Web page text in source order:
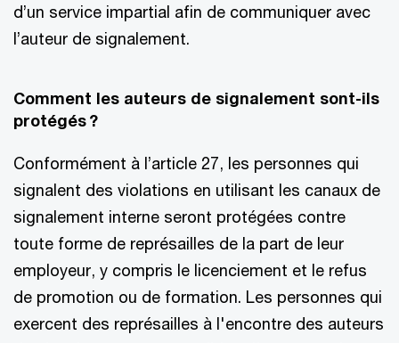
d’un service impartial afin de communiquer avec
l’auteur de signalement.
Comment les auteurs de signalement sont-ils
protégés ?
Conformément à l’article 27, les personnes qui
signalent des violations en utilisant les canaux de
signalement interne seront protégées contre
toute forme de représailles de la part de leur
employeur, y compris le licenciement et le refus
de promotion ou de formation. Les personnes qui
exercent des représailles à l'encontre des auteurs